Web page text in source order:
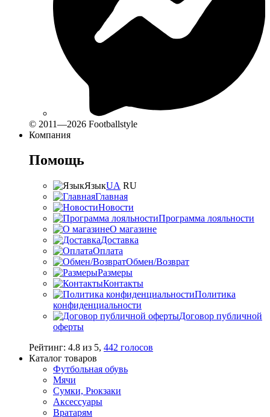
© 2011—2026 Footballstyle
Компания
Помощь
ЯзыкUA RU
Главная
Новости
Программа лояльности
О магазине
Доставка
Оплата
Обмен/Возврат
Размеры
Контакты
Политика
конфиденциальности
Договор публичной
оферты
Рейтинг: 4.8 из 5, 442 голосов
Каталог товаров
Футбольная обувь
Мячи
Сумки, Рюкзаки
Аксессуары
Вратарям